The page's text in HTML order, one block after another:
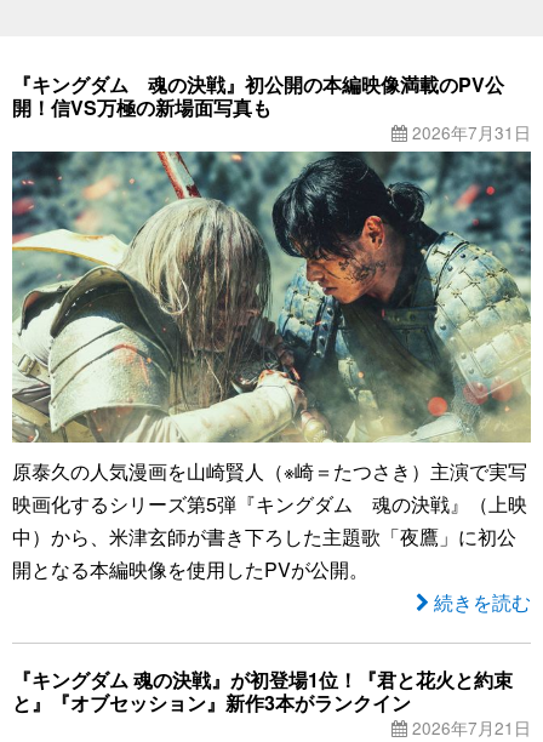
『キングダム 魂の決戦』初公開の本編映像満載のPV公
開！信VS万極の新場面写真も
2026年7月31日
原泰久の人気漫画を山崎賢人（※崎＝たつさき）主演で実写
映画化するシリーズ第5弾『キングダム 魂の決戦』（上映
中）から、米津玄師が書き下ろした主題歌「夜鷹」に初公
開となる本編映像を使用したPVが公開。
続きを読む
『キングダム 魂の決戦』が初登場1位！『君と花火と約束
と』『オブセッション』新作3本がランクイン
2026年7月21日